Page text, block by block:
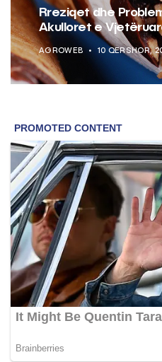
Rreziqet dhe
Akulloret e
AGROWEB 10 QERSHOR,